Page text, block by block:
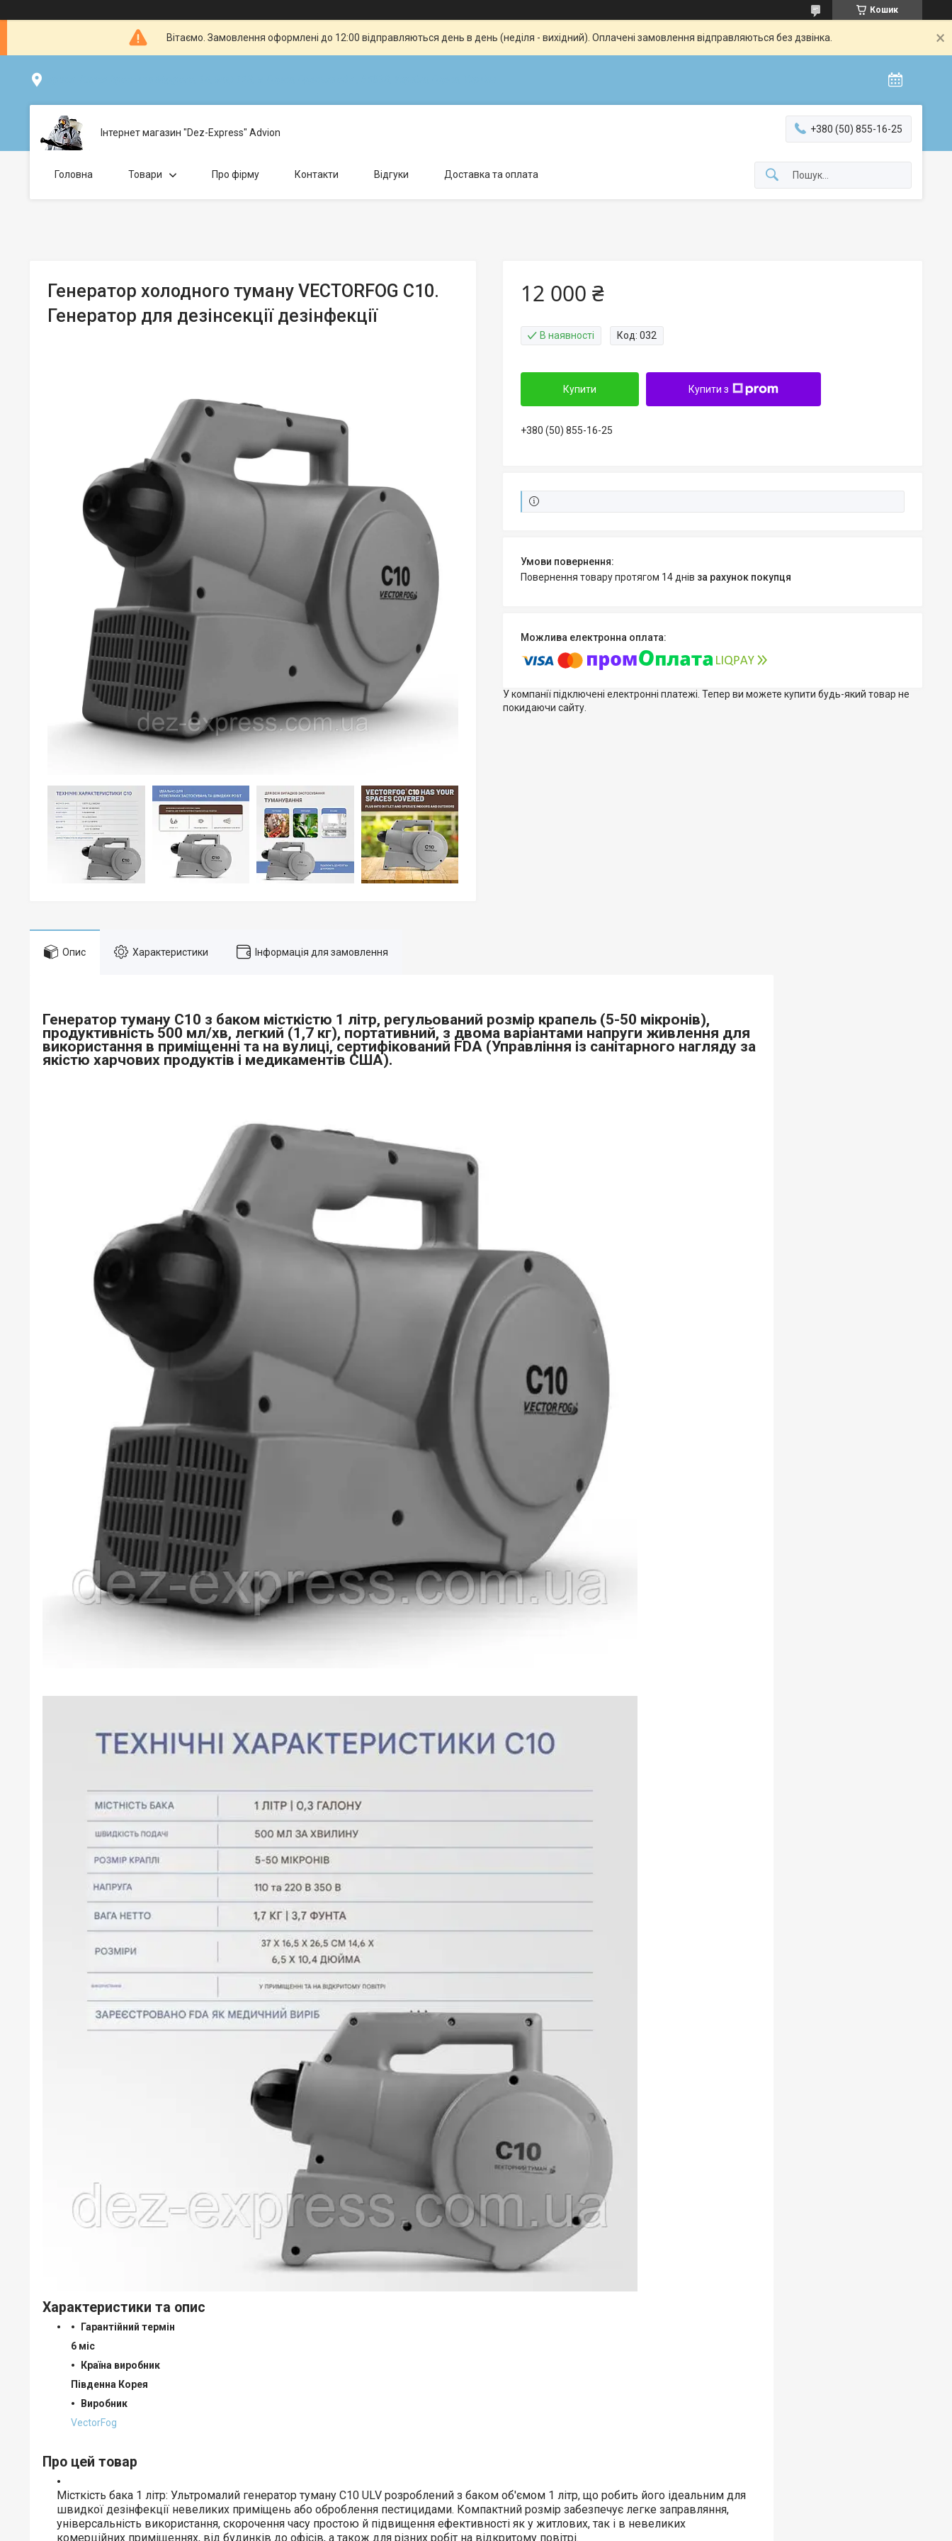
Кошик
Вітаємо. Замовлення оформлені до 12:00 відправляються день в день (неділя - вихідний). Оплачені замовлення відправляються без дзвінка.
Інтернет магазин "Dez-Express" Advion +380 (50) 855-16-25
Головна Товари Про фірму Контакти Відгуки Доставка та оплата
Генератор холодного туману VECTORFOG C10.
Генератор для дезінсекції дезінфекції
12 000 ₴
В наявності Код: 032
Купити Купити з
+380 (50) 855-16-25
повернення товару протягом 14 днів за рахунок покупця
У компанії підключені електронні платежі. Тепер ви можете купити будь-який товар не
покидаючи сайту.
Опис Характеристики Інформація для замовлення
Генератор туману C10 з баком місткістю 1 літр, регульований розмір крапель (5-50 мікронів),
продуктивність 500 мл/хв, легкий (1,7 кг), портативний, з двома варіантами напруги живлення для
використання в приміщенні та на вулиці, сертифікований FDA (Управління із санітарного нагляду за
якістю харчових продуктів і медикаментів США).
Характеристики та опис
Гарантійний термін
6 міс
Країна виробник
Південна Корея
Виробник
VectorFog
Про цей товар
Місткість бака 1 літр: Ультромалий генератор туману C10 ULV розроблений з баком об'ємом 1 літр, що робить його ідеальним для
швидкої дезінфекції невеликих приміщень або оброблення пестицидами. Компактний розмір забезпечує легке заправляння,
універсальність використання, скорочення часу простою й підвищення ефективності як у житлових, так і в невеликих
комерційних приміщеннях, від будинків до офісів, а також для різних робіт на відкритому повітрі.